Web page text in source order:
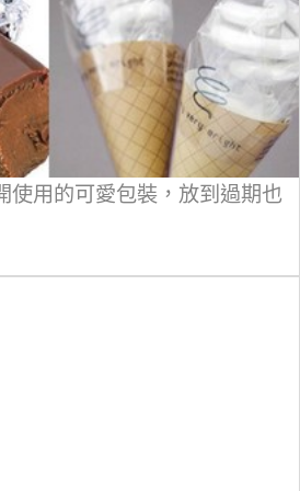
使用的可愛包裝，放到過期也